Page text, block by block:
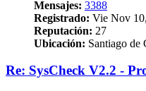
Mensajes: 3388
Registrado: Vie Nov
Reputación: 27
Ubicación: Santiago de
Re: SysCheck V2.2 -